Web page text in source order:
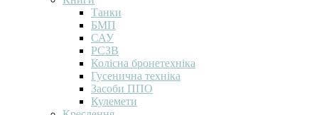
Танки
БМП
САУ
РСЗВ
Колісна бронетехніка
Гусенична техніка
Засоби ППО
Кулемети